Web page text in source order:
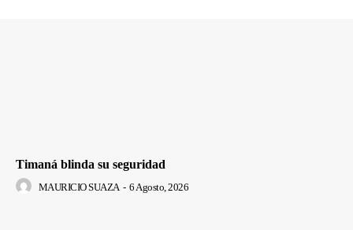
Timaná blinda su seguridad
MAURICIO SUAZA - 6 Agosto, 2026